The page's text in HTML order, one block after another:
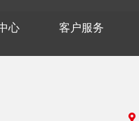
心 客户服务